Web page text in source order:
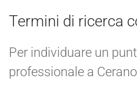
Termini di ricerca
Per individuare un
professionale a